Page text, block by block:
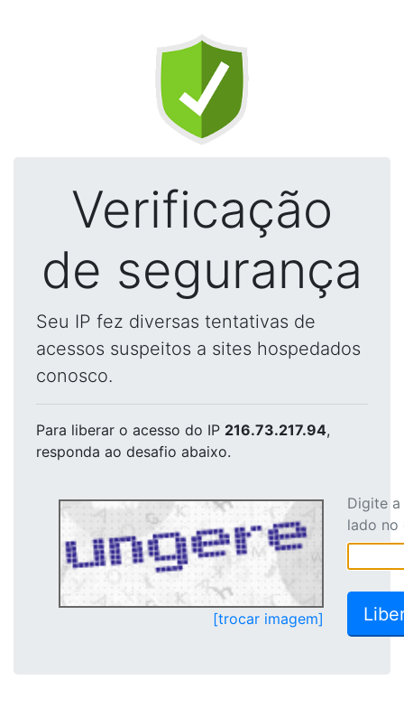
Verificação
de segurança
Seu IP fez diversas tentativas de
acessos suspeitos a sites hospedados
conosco.
Para liberar o acesso do IP 216.73.217.94,
responda ao desafio abaixo.
[trocar imagem]
Digite
lado no